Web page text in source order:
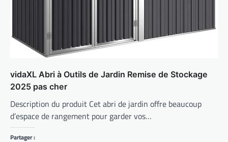
vidaXL Abri à Outils de Jardin Remise de Stockage
2025 pas cher
Description du produit Cet abri de jardin offre beaucoup
d’espace de rangement pour garder vos…
Partager :